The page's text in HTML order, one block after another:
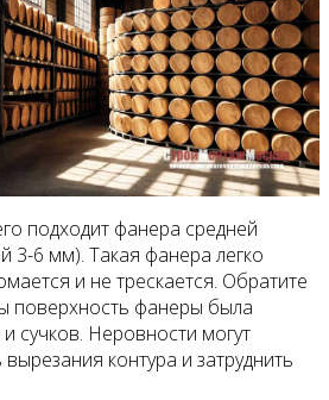
подходит фанера средней
3-6 мм). Такая фанера легко
и не трескается. Обратите
поверхность фанеры была
сучков. Неровности могут
контура и затруднить